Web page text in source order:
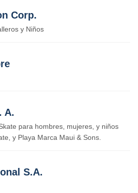
Corp.
y Niños
A.
para hombres, mujeres, y niños
y Playa Marca Maui & Sons.
S.A.